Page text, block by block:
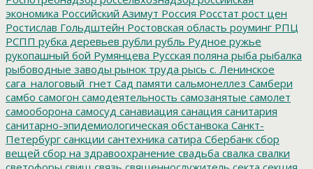
экономика Российский Азимут Россия Росстат рост цен
Ростислав Гольдштейн Ростовская область роуминг РПЦ
РСПП рубка деревьев рубли рубль Рудное ружье
рукопашный бой Румянцева Русская поляна рыба рыбалка
рыбоводные заводы рынок труда рысь с. Ленинское
сага_налоговый_гнет Сад памяти сальмонеллез Самбери
самбо самогон самодеятельность самозанятые самолет
самооборона самосуд санавиация санация санитария
санитарно-эпидемиологическая обстанвока Санкт-
Петербург санкции сантехника сатира Сбербанк сбор
вещей сбор на здравоохранение свадьба свалка свалки